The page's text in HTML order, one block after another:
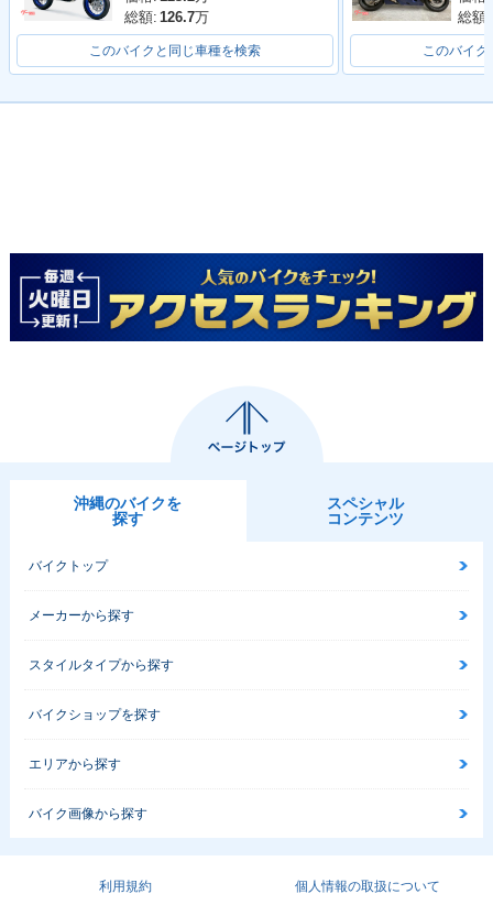
総額: 126.7万
このバイクと同じ車種を検索
総額:
このバイ
沖縄のバイクを
探す
スペシャル
コンテンツ
バイクトップ
メーカーから探す
スタイルタイプから探す
バイクショップを探す
エリアから探す
バイク画像から探す
利用規約 個人情報の取扱について